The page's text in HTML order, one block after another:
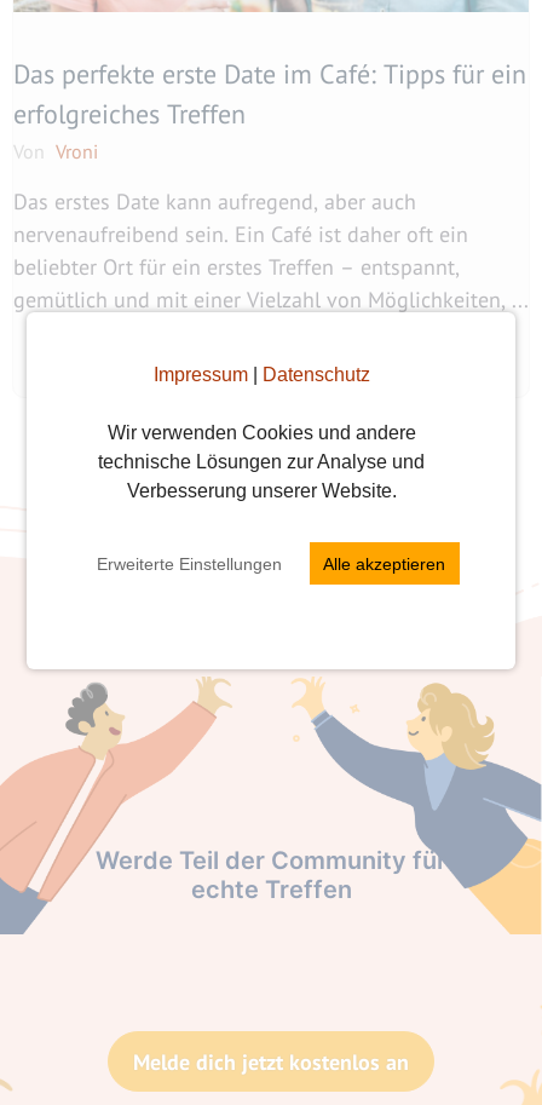
Impressum| Datenschutz
Wir verwenden Cookies und andere
technische Lösungen zur Analyse und
Verbesserung unserer Website.
Erweiterte Einstellungen Alle akzeptieren
Das perfekte erste Date im Café: Tipps für ein
erfolgreiches Treffen
Von Vroni
Das erstes Date kann aufregend, aber auch
nervenaufreibend sein. Ein Café ist daher oft ein
beliebter Ort für ein erstes Treffen – entspannt,
gemütlich und mit einer Vielzahl von Möglichkeiten, ...
Werde Teil der Community für
echte Treffen
Melde dich jetzt kostenlos an